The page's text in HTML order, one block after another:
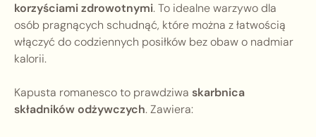
korzyściami zdrowotnymi. To idealne warzywo dla
osób pragnących schudnąć, które można z łatwością
włączyć do codziennych posiłków bez obaw o nadmiar
kalorii.
Kapusta romanesco to prawdziwa skarbnica
składników odżywczych. Zawiera: